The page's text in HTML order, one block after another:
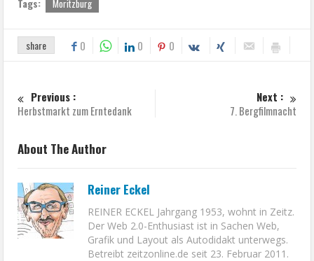
Tags: Moritzburg
share 0 0 0
Previous :
Herbstmarkt zum Erntedank
Next :
7. Bergfilmnacht
About The Author
Reiner Eckel
REINER ECKEL Jahrgang 1953, wohnt in Zeitz.
Der Web 2.0-Enthusiast ist in Sachen Web,
Grafik und Layout als Autodidakt unterwegs.
Betreibt zeitzonline.de seit 23. Februar 2011.